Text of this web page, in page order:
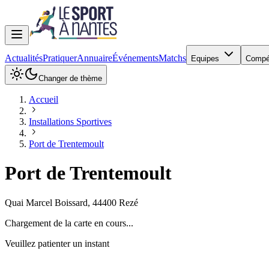
ActualitésPratiquerAnnuaireÉvénementsMatchs Equipes
Changer de thème
Accueil
Installations Sportives
Port de Trentemoult
Port de Trentemoult
Quai Marcel Boissard, 44400 Rezé
Chargement de la carte en cours...
Veuillez patienter un instant